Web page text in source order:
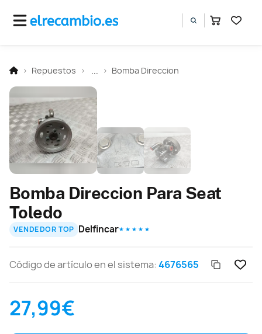
Repuestos Bomba Direccion
Bomba Direccion Para Seat
Toledo
VENDEDOR TOP Delfincar★ ★ ★ ★ ★
Código de artículo en el sistema:4676565
27,99€